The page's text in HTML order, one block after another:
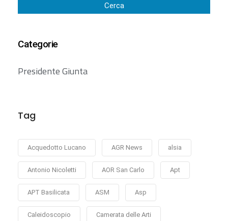
Cerca
Categorie
Presidente Giunta
Tag
Acquedotto Lucano AGR News alsia
Antonio Nicoletti AOR San Carlo Apt
APT Basilicata ASM Asp
Caleidoscopio Camerata delle Arti